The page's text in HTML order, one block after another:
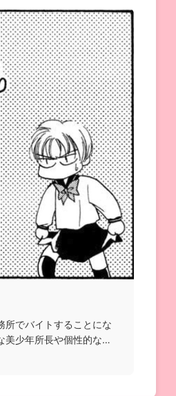
所でバイトすることにな
美少年所長や個性的な霊